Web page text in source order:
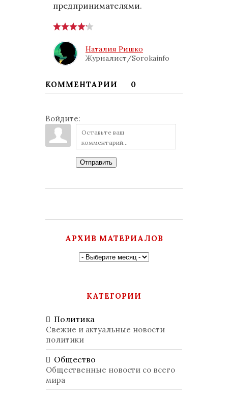
предпринимателями.
Наталия Ришко
Журналист/Sorokainfo
КОММЕНТАРИИ 0
Войдите:
Отправить
АРХИВ МАТЕРИАЛОВ
КАТЕГОРИИ
Политика
Свежие и актуальные новости
политики
Общество
Общественные новости со всего
мира